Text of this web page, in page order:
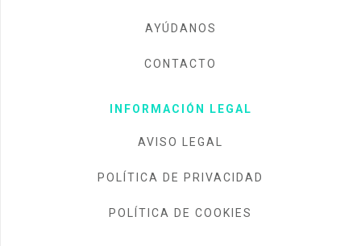
AYÚDANOS
CONTACTO
INFORMACIÓN LEGAL
AVISO LEGAL
POLÍTICA DE PRIVACIDAD
POLÍTICA DE COOKIES